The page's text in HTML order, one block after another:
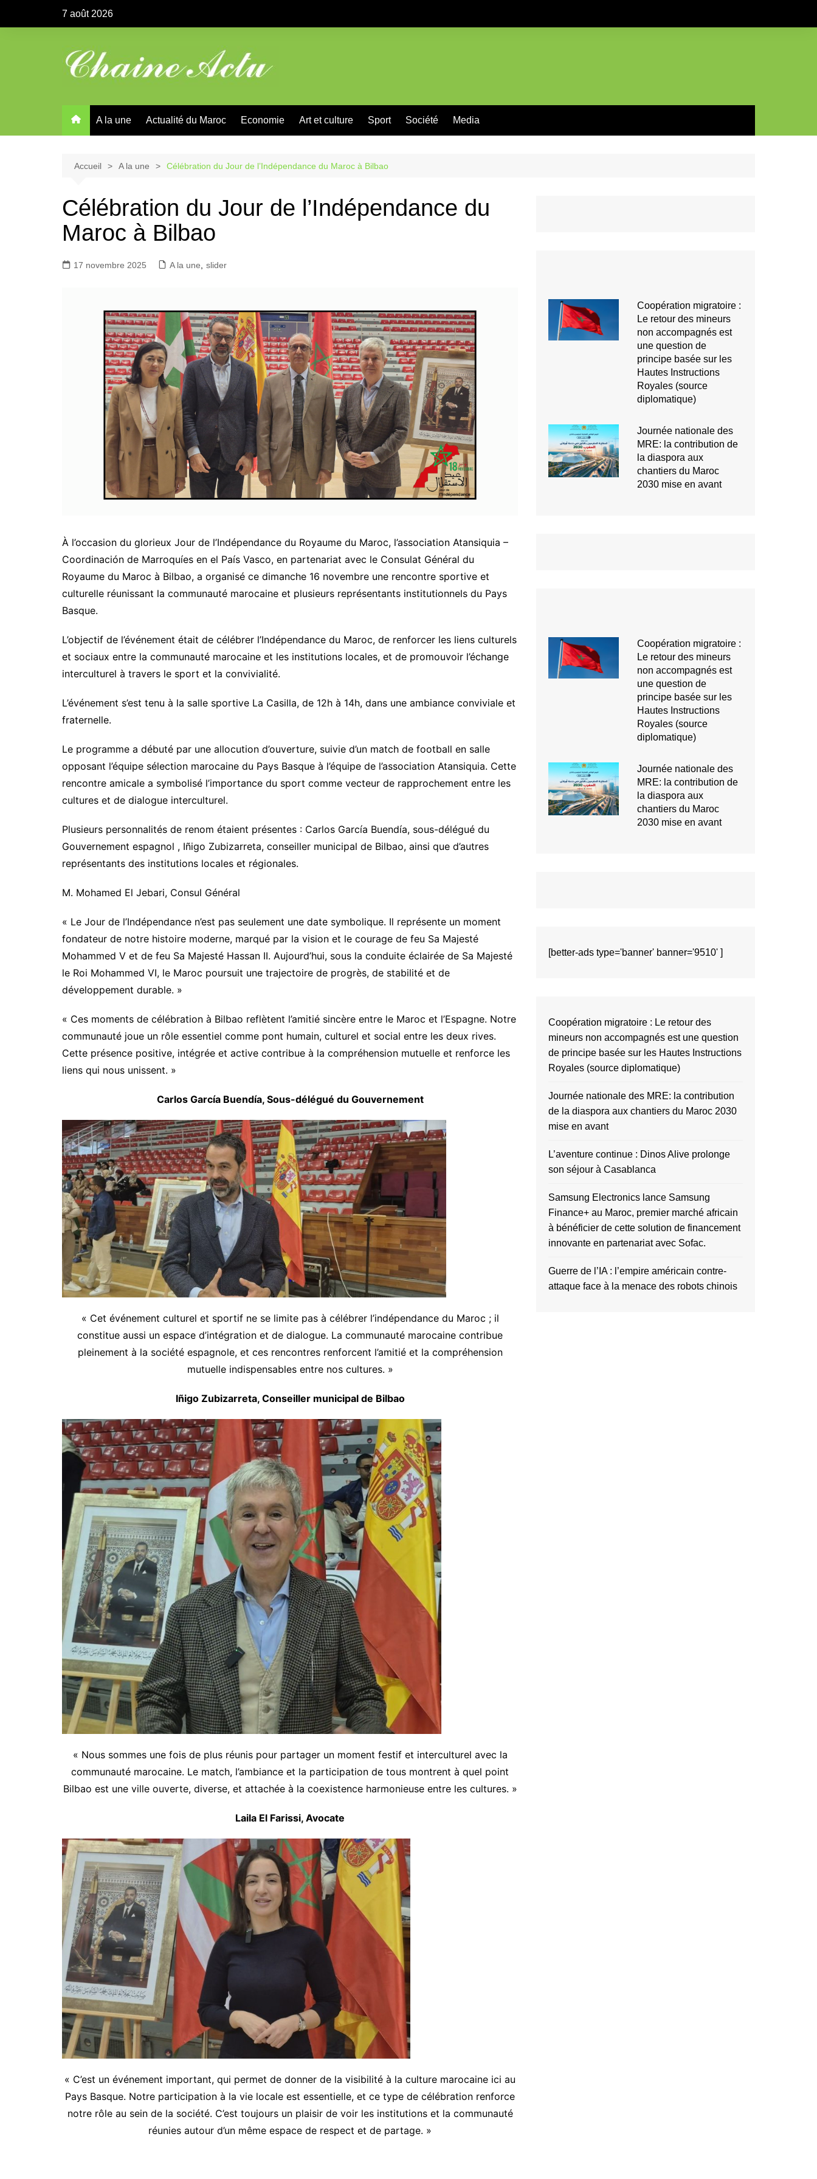
7 août 2026
A la une Actualité du Maroc Economie Art et culture Sport Société Media
Accueil A la une Célébration du Jour de l’Indépendance du Maroc à Bilbao
Célébration du Jour de l’Indépendance du
Maroc à Bilbao
17 novembre 2025 A la une slider
À l’occasion du glorieux Jour de l’Indépendance du Royaume du Maroc, l’association Atansiquia –
Coordinación de Marroquíes en el País Vasco, en partenariat avec le Consulat Général du
Royaume du Maroc à Bilbao, a organisé ce dimanche 16 novembre une rencontre sportive et
culturelle réunissant la communauté marocaine et plusieurs représentants institutionnels du Pays
Basque.
L’objectif de l’événement était de célébrer l’Indépendance du Maroc, de renforcer les liens culturels
et sociaux entre la communauté marocaine et les institutions locales, et de promouvoir l’échange
interculturel à travers le sport et la convivialité.
L’événement s’est tenu à la salle sportive La Casilla, de 12h à 14h, dans une ambiance conviviale et
fraternelle.
Le programme a débuté par une allocution d’ouverture, suivie d’un match de football en salle
opposant l’équipe sélection marocaine du Pays Basque à l’équipe de l’association Atansiquia. Cette
rencontre amicale a symbolisé l’importance du sport comme vecteur de rapprochement entre les
cultures et de dialogue interculturel.
Plusieurs personnalités de renom étaient présentes : Carlos García Buendía, sous-délégué du
Gouvernement espagnol , Iñigo Zubizarreta, conseiller municipal de Bilbao, ainsi que d’autres
représentants des institutions locales et régionales.
M. Mohamed El Jebari, Consul Général
« Le Jour de l’Indépendance n’est pas seulement une date symbolique. Il représente un moment
fondateur de notre histoire moderne, marqué par la vision et le courage de feu Sa Majesté
Mohammed V et de feu Sa Majesté Hassan II. Aujourd’hui, sous la conduite éclairée de Sa Majesté
le Roi Mohammed VI, le Maroc poursuit une trajectoire de progrès, de stabilité et de
développement durable. »
« Ces moments de célébration à Bilbao reflètent l’amitié sincère entre le Maroc et l’Espagne. Notre
communauté joue un rôle essentiel comme pont humain, culturel et social entre les deux rives.
Cette présence positive, intégrée et active contribue à la compréhension mutuelle et renforce les
liens qui nous unissent. »
Carlos García Buendía, Sous-délégué du Gouvernement
« Cet événement culturel et sportif ne se limite pas à célébrer l’indépendance du Maroc ; il
constitue aussi un espace d’intégration et de dialogue. La communauté marocaine contribue
pleinement à la société espagnole, et ces rencontres renforcent l’amitié et la compréhension
mutuelle indispensables entre nos cultures. »
Iñigo Zubizarreta, Conseiller municipal de Bilbao
« Nous sommes une fois de plus réunis pour partager un moment festif et interculturel avec la
communauté marocaine. Le match, l’ambiance et la participation de tous montrent à quel point
Bilbao est une ville ouverte, diverse, et attachée à la coexistence harmonieuse entre les cultures. »
Laila El Farissi, Avocate
« C’est un événement important, qui permet de donner de la visibilité à la culture marocaine ici au
Pays Basque. Notre participation à la vie locale est essentielle, et ce type de célébration renforce
notre rôle au sein de la société. C’est toujours un plaisir de voir les institutions et la communauté
réunies autour d’un même espace de respect et de partage. »
Coopération migratoire :
Le retour des mineurs
non accompagnés est
une question de
principe basée sur les
Hautes Instructions
Royales (source
diplomatique)
Journée nationale des
MRE: la contribution de
la diaspora aux
chantiers du Maroc
2030 mise en avant
Coopération migratoire :
Le retour des mineurs
non accompagnés est
une question de
principe basée sur les
Hautes Instructions
Royales (source
diplomatique)
Journée nationale des
MRE: la contribution de
la diaspora aux
chantiers du Maroc
2030 mise en avant
[better-ads type='banner' banner='9510' ]
Coopération migratoire : Le retour des
mineurs non accompagnés est une question
de principe basée sur les Hautes Instructions
Royales (source diplomatique)
Journée nationale des MRE: la contribution
de la diaspora aux chantiers du Maroc 2030
mise en avant
L’aventure continue : Dinos Alive prolonge
son séjour à Casablanca
Samsung Electronics lance Samsung
Finance+ au Maroc, premier marché africain
à bénéficier de cette solution de financement
innovante en partenariat avec Sofac.
Guerre de l’IA : l’empire américain contre-
attaque face à la menace des robots chinois